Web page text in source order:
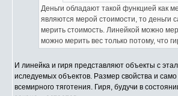
Деньги обладают такой функцией как
являются мерой стоимости, то
мерить стоимость. Линейкой можно
можно мерить вес только потому, что
И линейка и гиря представляют объекты с
иследуемых объектов. Размер свойства и
всемирного тяготения. Гиря, будучи в